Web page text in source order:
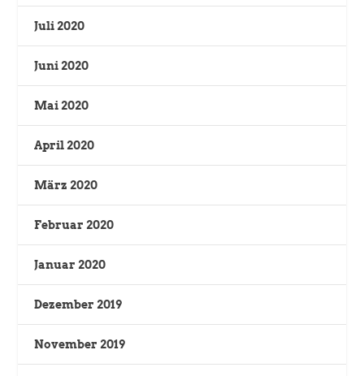
Juli 2020
Juni 2020
Mai 2020
April 2020
März 2020
Februar 2020
Januar 2020
Dezember 2019
November 2019